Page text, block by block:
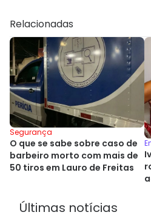
Relacionadas
Segurança
O que se sabe sobre caso de
barbeiro morto com mais de
50 tiros em Lauro de Freitas
Últimas notícias